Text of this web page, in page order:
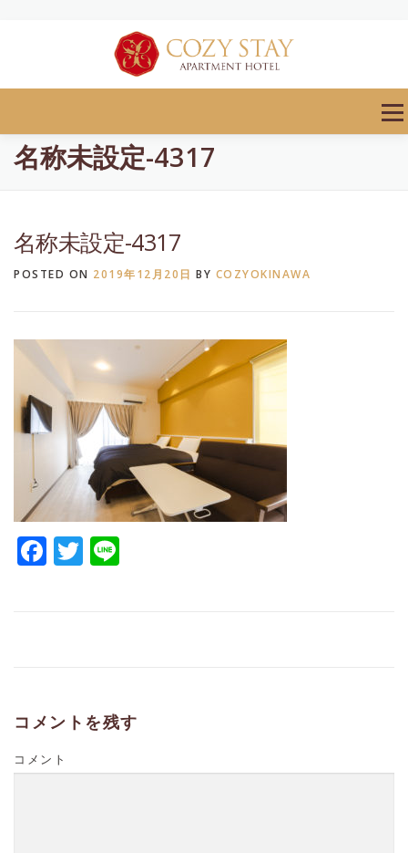
名称未設定-4317
名称未設定-4317
POSTED ON 2019年12月20日 BY COZYOKINAWA
Facebook
Twitter
コメントを残す
コメント